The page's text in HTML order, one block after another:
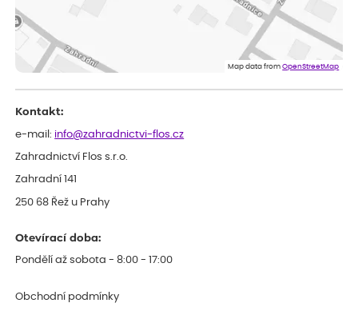
Vratislav
Spokojenost rostlina dorazila vpořádku
Map data fromOpenStreetMap
Kontakt:
e-mail: info@zahradnictvi-flos.cz
Zahradnictví Flos s.r.o.
Zahradní 141
250 68 Řež u Prahy
Otevírací doba:
Pondělí až sobota - 8:00 - 17:00
Obchodní podmínky